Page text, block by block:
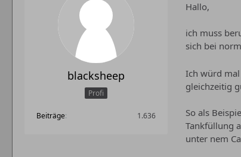
blacksheep
Profi
Beiträge 1.636
Hallo,
ich muss
sich bei
Ich würd mal
gleichzeitig
So als
Tankfüllung
unter nem